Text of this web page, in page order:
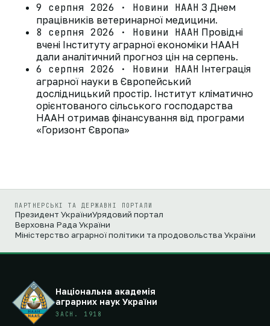
9 серпня 2026 · Новини НААН З Днем
працівників ветеринарної медицини.
8 серпня 2026 · Новини НААН Провідні
вчені Інституту аграрної економіки НААН
дали аналітичний прогноз цін на серпень.
6 серпня 2026 · Новини НААН Інтеграція
аграрної науки в Європейський
дослідницький простір. Інститут кліматично
орієнтованого сільського господарства
НААН отримав фінансування від програми
«Горизонт Європа»
ПАРТНЕРСЬКІ ТА ДЕРЖАВНІ ПОРТАЛИ
Президент УкраїниУрядовий портал
Верховна Рада України
Міністерство аграрної політики та продовольства України
Національна академія
аграрних наук України
ЗАСН. 1918